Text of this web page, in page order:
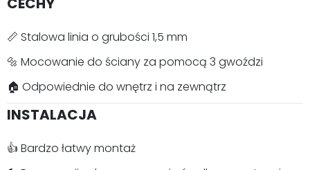
📏 Stalowa linia o grubości 1,5 mm
🔩 Mocowanie do ściany za pomocą 3 gwoździ
🏠 Odpowiednie do wnętrz i na zewnątrz
INSTALACJA
👍 Bardzo łatwy montaż